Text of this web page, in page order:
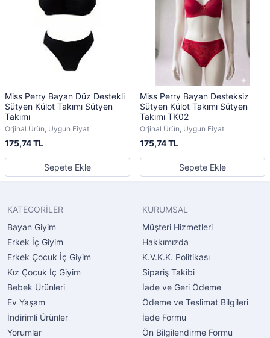
Miss Perry Bayan Düz Destekli
Sütyen Külot Takımı Sütyen
Takımı
Orjinal Ürün, Uygun Fiyat
175,74 TL
Sepete Ekle
Miss Perry Bayan Desteksiz
Sütyen Külot Takımı Sütyen
Takımı TK02
Orjinal Ürün, Uygun Fiyat
175,74 TL
Sepete Ekle
KATEGORİLER
Bayan Giyim
Erkek İç Giyim
Erkek Çocuk İç Giyim
Kız Çocuk İç Giyim
Bebek Ürünleri
Ev Yaşam
İndirimli Ürünler
Yorumlar
KURUMSAL
Müşteri Hizmetleri
Hakkımızda
K.V.K.K. Politikası
Sipariş Takibi
İade ve Geri Ödeme
Ödeme ve Teslimat Bilgileri
İade Formu
Ön Bilgilendirme Formu